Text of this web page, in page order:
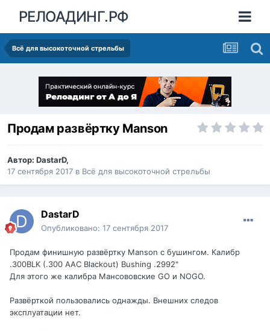
РЕЛОАДИНГ.РФ
Всё для высокоточной стрельбы
Продам развёртку Manson
Автор: DastarD,
17 сентября 2017 в Всё для высокоточной стрельбы
DastarD
Опубликовано: 17 сентября 2017
Продам финишную развёртку Manson с бушингом. Калибр
.300BLK (.300 AAC Blackout) Bushing .2992"
Для этого же калибра Мансововские GO и NOGO.
Развёрткой пользовались однажды. Внешних следов
эксплуатации нет.